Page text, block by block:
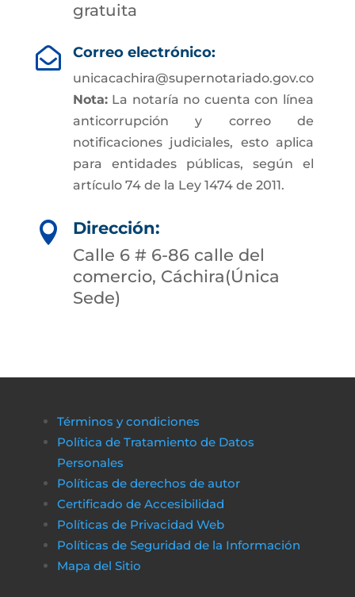
gratuita
 Correo electrónico:
unicacachira@supernotariado.gov.co
Nota:La notaría no cuenta con línea
anticorrupción y correo de
notificaciones judiciales, esto aplica
para entidades públicas, según el
artículo 74 de la Ley 1474 de 2011.

Dirección:
Calle 6 # 6-86 calle del
comercio, Cáchira(Única
Sede)
Términos y condiciones
Política de Tratamiento de Datos
Personales
Políticas de derechos de autor
Certificado de Accesibilidad
Políticas de Privacidad Web
Políticas de Seguridad de la Información
Mapa del Sitio